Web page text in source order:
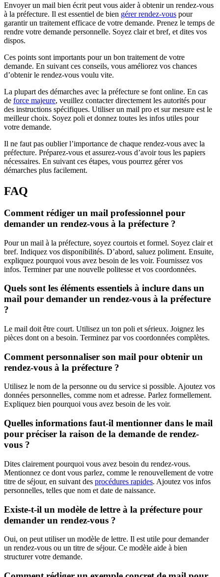
Envoyer un mail bien écrit peut vous aider à obtenir un rendez-vous
à la préfecture. Il est essentiel de bien gérer rendez-vous pour
garantir un traitement efficace de votre demande. Prenez le temps de
rendre votre demande personnelle. Soyez clair et bref, et dites vos
dispos.
Ces points sont importants pour un bon traitement de votre
demande. En suivant ces conseils, vous améliorez vos chances
d’obtenir le rendez-vous voulu vite.
La plupart des démarches avec la préfecture se font online. En cas
de force majeure, veuillez contacter directement les autorités pour
des instructions spécifiques. Utiliser un mail pro et sur mesure est le
meilleur choix. Soyez poli et donnez toutes les infos utiles pour
votre demande.
Il ne faut pas oublier l’importance de chaque rendez-vous avec la
préfecture. Préparez-vous et assurez-vous d’avoir tous les papiers
nécessaires. En suivant ces étapes, vous pourrez gérer vos
démarches plus facilement.
FAQ
Comment rédiger un mail professionnel pour
demander un rendez-vous à la préfecture ?
Pour un mail à la préfecture, soyez courtois et formel. Soyez clair et
bref. Indiquez vos disponibilités. D’abord, saluez poliment. Ensuite,
expliquez pourquoi vous avez besoin de les voir. Fournissez vos
infos. Terminer par une nouvelle politesse et vos coordonnées.
Quels sont les éléments essentiels à inclure dans un
mail pour demander un rendez-vous à la préfecture
?
Le mail doit être court. Utilisez un ton poli et sérieux. Joignez les
pièces dont on a besoin. Terminez par vos coordonnées complètes.
Comment personnaliser son mail pour obtenir un
rendez-vous à la préfecture ?
Utilisez le nom de la personne ou du service si possible. Ajoutez vos
données personnelles, comme nom et adresse. Parlez formellement.
Expliquez bien pourquoi vous avez besoin de les voir.
Quelles informations faut-il mentionner dans le mail
pour préciser la raison de la demande de rendez-
vous ?
Dites clairement pourquoi vous avez besoin du rendez-vous.
Mentionnez ce dont vous parlez, comme le renouvellement de votre
titre de séjour, en suivant des procédures rapides. Ajoutez vos infos
personnelles, telles que nom et date de naissance.
Existe-t-il un modèle de lettre à la préfecture pour
demander un rendez-vous ?
Oui, on peut utiliser un modèle de lettre. Il est utile pour demander
un rendez-vous ou un titre de séjour. Ce modèle aide à bien
structurer votre demande.